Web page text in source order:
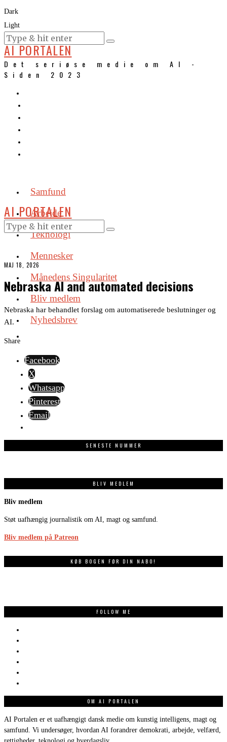
Dark
Light
KURSER
AI PORTALEN
Det seriøse medie om AI -
Siden 2023
Samfund
Arbejde
Teknologi
Mennesker
Månedens Singularitet
Bliv medlem
Nyhedsbrev
AI PORTALEN
MAJ 18, 2026
Nebraska AI and automated decisions
Nebraska har behandlet forslag om automatiserede beslutninger og
AI.
Share
Facebook
X
Whatsapp
Pinterest
Email
SENESTE NUMMER
BLIV MEDLEM
Bliv medlem
Støt uafhængig journalistik om AI, magt og samfund.
Bliv medlem på Patreon
KØB BOGEN FØR DIN NABO!
FOLLOW ME
OM AI PORTALEN
AI Portalen er et uafhængigt dansk medie om kunstig intelligens, magt og
samfund. Vi undersøger, hvordan AI forandrer demokrati, arbejde, velfærd,